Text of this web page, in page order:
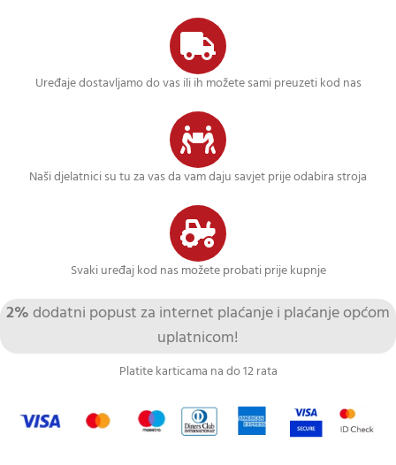
Uređaje dostavljamo do vas ili ih možete sami preuzeti kod nas
Naši djelatnici su tu za vas da vam daju savjet prije odabira stroja
Svaki uređaj kod nas možete probati prije kupnje
2% dodatni popust za internet plaćanje i plaćanje općom
uplatnicom!
Platite karticama na do 12 rata